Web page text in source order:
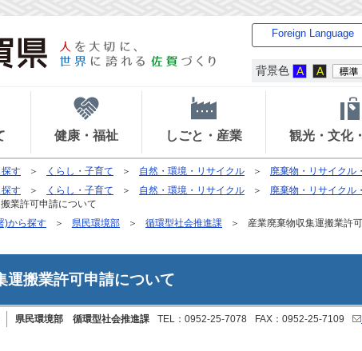
Foreign Language
背景色
健康・福祉 しごと・産業 観光・文化
す くらし・子育て 自然・環境・リサイクル 廃棄物・リサイクル
す くらし・子育て 自然・環境・リサイクル 廃棄物・リサイクル
業許可申請について
)から探す 県民環境部 循環型社会推進課 産業廃棄物収集運搬業許
運搬業許可申請について
県民環境部 循環型社会推進課 TEL：0952-25-7078 FAX：0952-25-7109